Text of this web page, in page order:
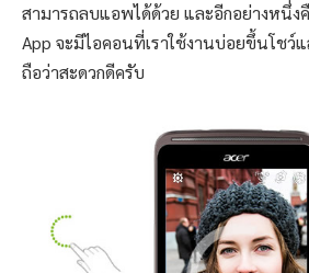
สามารถลบแอพได้ด้วย และอีกอย่างหนึ่
App จะมีไอคอนที่เราใช้งานบ่อยขึ้นโชว์แ
ถือว่าสะดวกดีครับ